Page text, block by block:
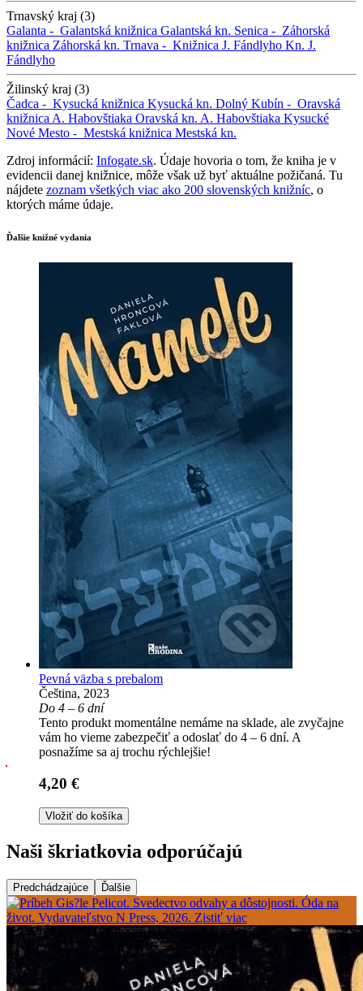
Trnavský kraj (3)
Galanta - Galantská knižnica Galantská kn. Senica - Záhorská
knižnica Záhorská kn. Trnava - Knižnica J. Fándlyho Kn. J.
Fándlyho
Žilinský kraj (3)
Čadca - Kysucká knižnica Kysucká kn. Dolný Kubín - Oravská
knižnica A. Habovštiaka Oravská kn. A. Habovštiaka Kysucké
Nové Mesto - Mestská knižnica Mestská kn.
Zdroj informácií: Infogate.sk. Údaje hovoria o tom, že kniha je v
evidencii danej knižnice, môže však už byť aktuálne požičaná. Tu
nájdete zoznam všetkých viac ako 200 slovenských knižníc, o
ktorých máme údaje.
Ďalšie knižné vydania
Pevná väzba s prebalom
Čeština, 2023
Do 4 – 6 dní
Tento produkt momentálne nemáme na sklade, ale zvyčajne
vám ho vieme zabezpečiť a odoslať do 4 – 6 dní. A
posnažíme sa aj trochu rýchlejšie!
4,20 €
Vložiť do košíka
Naši škriatkovia odporúčajú
Predchádzajúce Ďalšie